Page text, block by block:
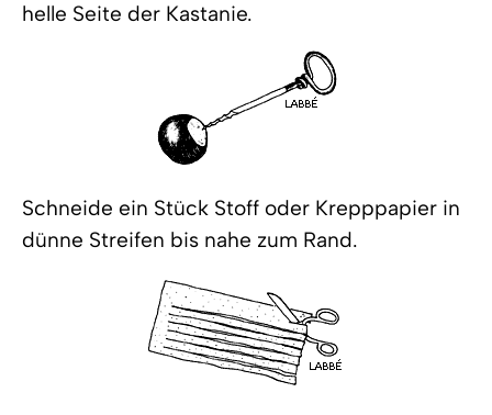
helle Seite der Kastanie.
Schneide ein Stück Stoff oder Krepppapier in
dünne Streifen bis nahe zum Rand.